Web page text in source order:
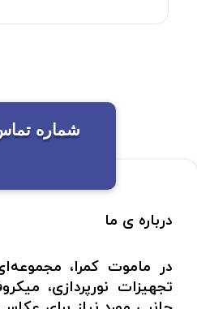
درباره ی ما
در ماموت کمرا،
تجهیزات نورپردازی،